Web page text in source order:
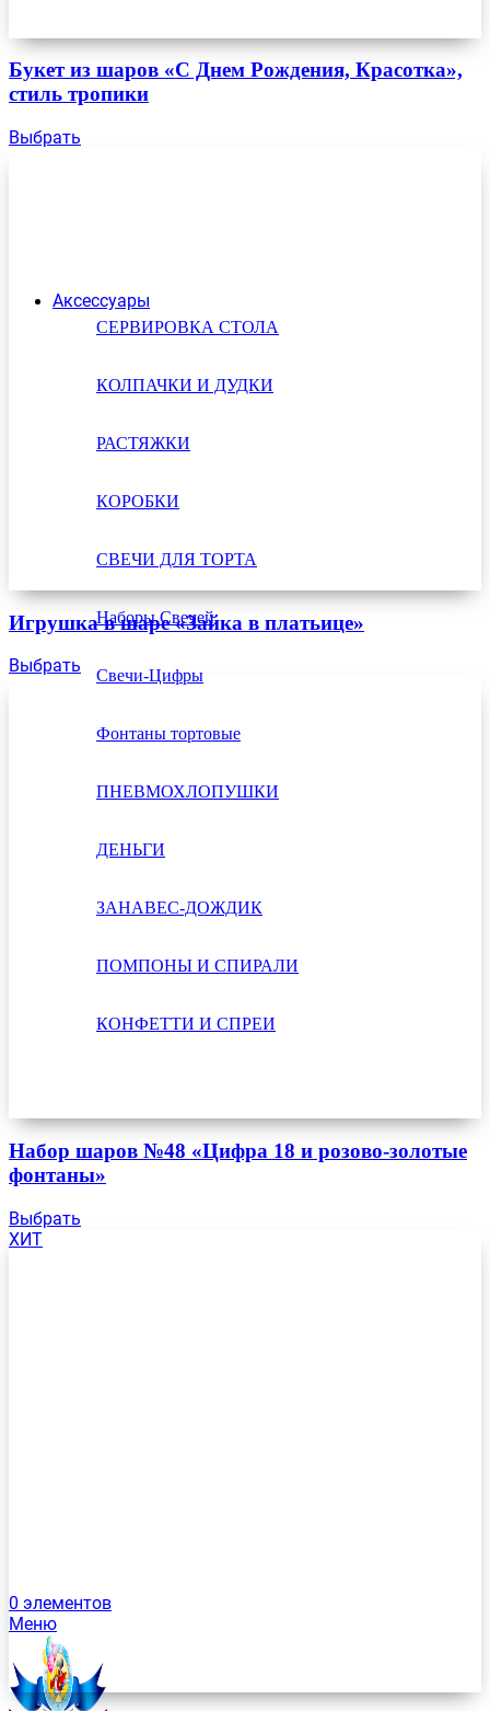
Аксессуары
СЕРВИРОВКА СТОЛА
КОЛПАЧКИ И ДУДКИ
РАСТЯЖКИ
КОРОБКИ
СВЕЧИ ДЛЯ ТОРТА
Наборы Свечей
Свечи-Цифры
Фонтаны тортовые
ПНЕВМОХЛОПУШКИ
ДЕНЬГИ
ЗАНАВЕС-ДОЖДИК
ПОМПОНЫ И СПИРАЛИ
КОНФЕТТИ И СПРЕИ
0 элементов
Меню
Букет из шаров «С Днем Рождения, Красотка»,
стиль тропики
Выбрать
Игрушка в шаре «Зайка в платьице»
Выбрать
Набор шаров №48 «Цифра 18 и розово-золотые
фонтаны»
Выбрать
ХИТ